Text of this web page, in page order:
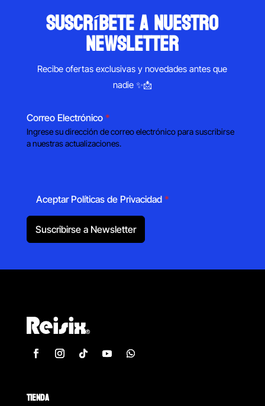
suscríbete a nuestro
newsletter
Recibe ofertas exclusivas y novedades antes que
nadie ✨📩
Correo Electrónico *
Ingrese su dirección de correo electrónico para suscribirse
a nuestras actualizaciones.
Aceptar Políticas de Privacidad *
Suscribirse a Newsletter
TIENDA